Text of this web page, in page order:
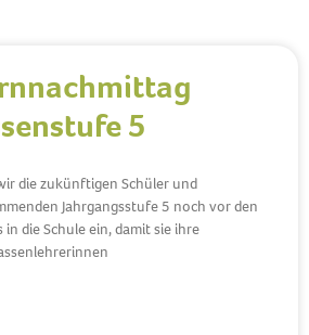
5
die zukünftigen Schüler und
Jahrgangsstufe 5 noch vor den
die Schule ein, damit sie ihre